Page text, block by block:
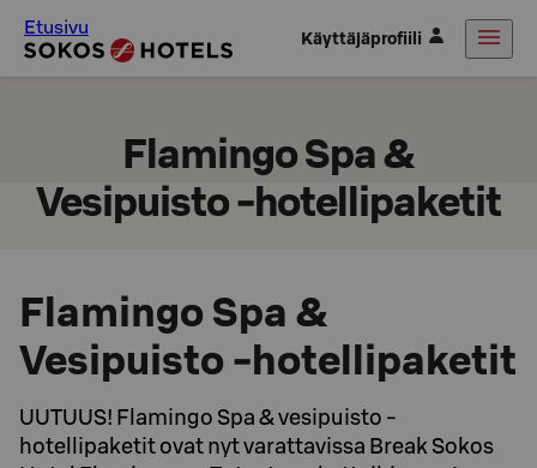
Etusivu Käyttäjäprofiili
Flamingo Spa &
Vesipuisto -hotellipaketit
Flamingo Spa &
Vesipuisto -hotellipaketit
UUTUUS! Flamingo Spa & vesipuisto -
hotellipaketit ovat nyt varattavissa Break Sokos